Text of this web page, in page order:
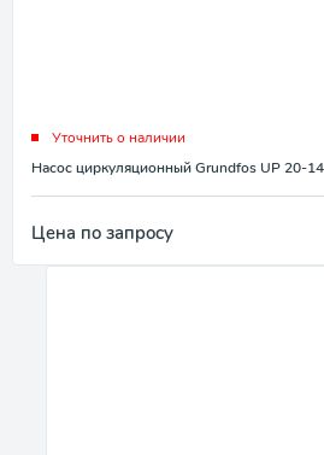
Уточнить о наличии
Насос циркуляционный Grundfos UP 20-
Цена по запросу